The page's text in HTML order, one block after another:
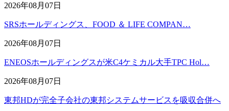
2026年08月07日
SRSホールディングス、FOOD ＆ LIFE COMPAN…
2026年08月07日
ENEOSホールディングスが米C4ケミカル大手TPC Hol…
2026年08月07日
東邦HDが完全子会社の東邦システムサービスを吸収合併へ